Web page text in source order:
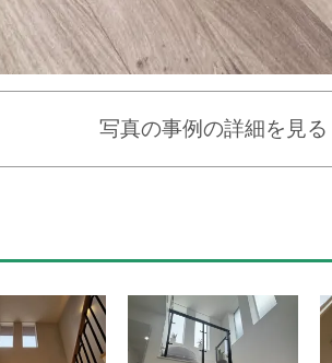
写真の事例の詳細を見る